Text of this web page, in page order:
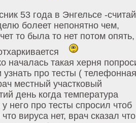
53 года в Энгельсе -считай
болеет непонятно чем,
то была то нет потом опять,
началась такая херня
узнать про тесты ( телефонная
местный участковый
день когда температура
него про тесты спросил чтоб
вируса нет, врач сказал что